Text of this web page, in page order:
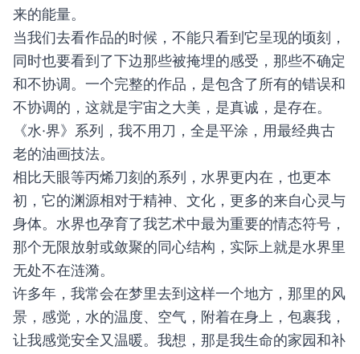
来的能量。
当我们去看作品的时候，不能只看到它呈现的顷刻，
同时也要看到了下边那些被掩埋的感受，那些不确定
和不协调。一个完整的作品，是包含了所有的错误和
不协调的，这就是宇宙之大美，是真诚，是存在。
《水·界》系列，我不用刀，全是平涂，用最经典古
老的油画技法。
相比天眼等丙烯刀刻的系列，水界更内在，也更本
初，它的渊源相对于精神、文化，更多的来自心灵与
身体。水界也孕育了我艺术中最为重要的情态符号，
那个无限放射或敛聚的同心结构，实际上就是水界里
无处不在涟漪。
许多年，我常会在梦里去到这样一个地方，那里的风
景，感觉，水的温度、空气，附着在身上，包裹我，
让我感觉安全又温暖。我想，那是我生命的家园和补